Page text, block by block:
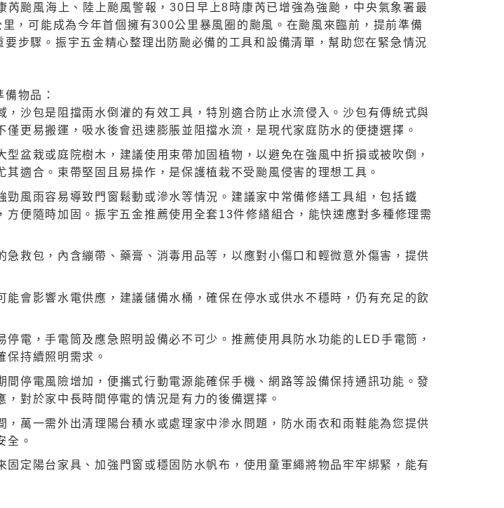
芮颱風海上、陸上颱風警報，30日早上8時康芮已增強為強颱，中央氣象署最
，可能成為今年首個擁有300公里暴風圈的颱風。在颱風來臨前，提前準備
要步驟。振宇五金精心整理出防颱必備的工具和設備清單，幫助您在緊急情況
物品：
，沙包是阻擋雨水倒灌的有效工具，特別適合防止水流侵入。沙包有傳統式與
僅更易搬運，吸水後會迅速膨脹並阻擋水流，是現代家庭防水的便捷選擇。
型盆栽或庭院樹木，建議使用束帶加固植物，以避免在強風中折損或被吹倒，
其適合。束帶堅固且易操作，是保護植栽不受颱風侵害的理想工具。
勁風雨容易導致門窗鬆動或滲水等情況。建議家中常備修繕工具組，包括鐵
方便隨時加固。振宇五金推薦使用全套13件修繕組合，能快速應對多種修理需
急救包，內含繃帶、藥膏、消毒用品等，以應對小傷口和輕微意外傷害，提供
能會影響水電供應，建議儲備水桶，確保在停水或供水不穩時，仍有充足的飲
停電，手電筒及應急照明設備必不可少。推薦使用具防水功能的LED手電筒，
保持續照明需求。
間停電風險增加，便攜式行動電源能確保手機、網路等設備保持通訊功能。發
，對於家中長時間停電的情況是有力的後備選擇。
，萬一需外出清理陽台積水或處理家中滲水問題，防水雨衣和雨鞋能為您提供
全。
固定陽台家具、加強門窗或穩固防水帆布，使用童軍繩將物品牢牢綁緊，能有